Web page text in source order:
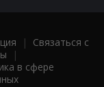
| Связаться с
|
в сфере